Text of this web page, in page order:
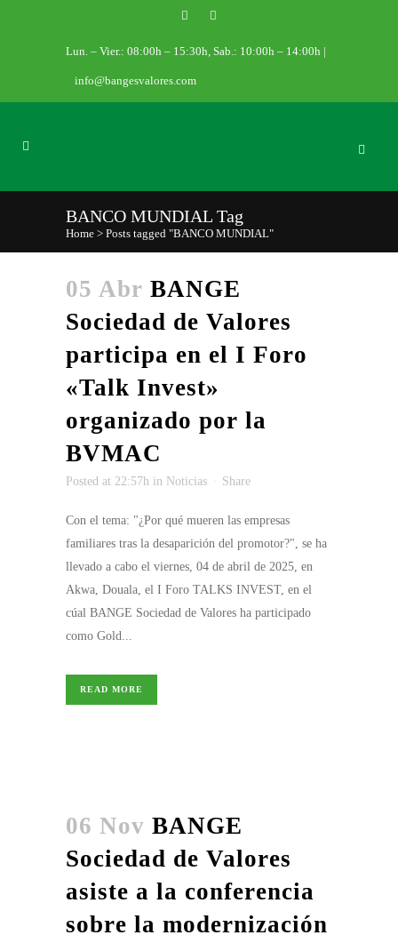
Lun. – Vier.: 08:00h – 15:30h, Sab.: 10:00h – 14:00h |
info@bangesvalores.com
BANCO MUNDIAL Tag
Home > Posts tagged "BANCO MUNDIAL"
05 Abr BANGE
Sociedad de Valores
participa en el I Foro
«Talk Invest»
organizado por la
BVMAC
Posted at 22:57h in Noticias Share
Con el tema: "¿Por qué mueren las empresas
familiares tras la desaparición del promotor?", se ha
llevado a cabo el viernes, 04 de abril de 2025, en
Akwa, Douala, el I Foro TALKS INVEST, en el
cúal BANGE Sociedad de Valores ha participado
como Gold...
READ MORE
06 Nov BANGE
Sociedad de Valores
asiste a la conferencia
sobre la modernización